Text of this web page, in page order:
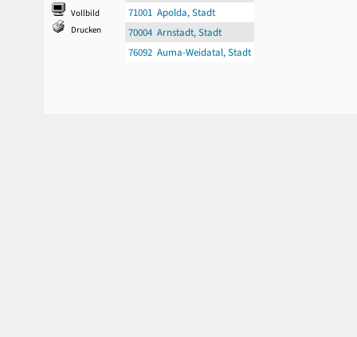
Vollbild
Drucken
71001 Apolda, Stadt
70004 Arnstadt, Stadt
76092 Auma-Weidatal, Stadt